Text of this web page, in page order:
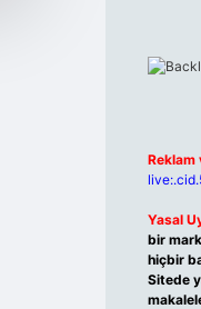
Reklam
Yasal
bir
hiçbir
Sitede